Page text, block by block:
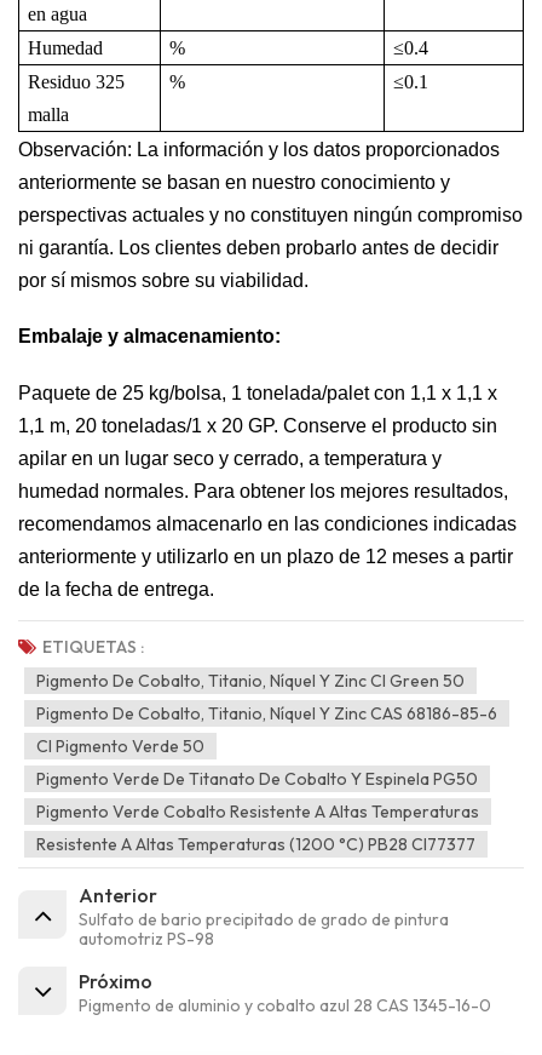
en agua
Humedad % ≤0.4
Residuo 325
malla
% ≤0.1
Observación: La información y los datos proporcionados
anteriormente se basan en nuestro conocimiento y
perspectivas actuales y no constituyen ningún compromiso
ni garantía. Los clientes deben probarlo antes de decidir
por sí mismos sobre su viabilidad.
Embalaje y almacenamiento:
Paquete de 25 kg/bolsa, 1 tonelada/palet con 1,1 x 1,1 x
1,1 m, 20 toneladas/1 x 20 GP. Conserve el producto sin
apilar en un lugar seco y cerrado, a temperatura y
humedad normales. Para obtener los mejores resultados,
recomendamos almacenarlo en las condiciones indicadas
anteriormente y utilizarlo en un plazo de 12 meses a partir
de la fecha de entrega.
ETIQUETAS :
Pigmento De Cobalto, Titanio, Níquel Y Zinc CI Green 50
Pigmento De Cobalto, Titanio, Níquel Y Zinc CAS 68186-85-6
CI Pigmento Verde 50
Pigmento Verde De Titanato De Cobalto Y Espinela PG50
Pigmento Verde Cobalto Resistente A Altas Temperaturas
Resistente A Altas Temperaturas (1200 °C) PB28 CI77377
Anterior
Sulfato de bario precipitado de grado de pintura
automotriz PS-98
Próximo
Pigmento de aluminio y cobalto azul 28 CAS 1345-16-0